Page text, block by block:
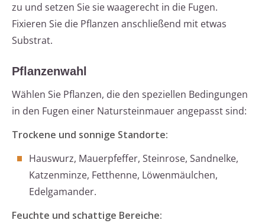
zu und setzen Sie sie waagerecht in die Fugen.
Fixieren Sie die Pflanzen anschließend mit etwas
Substrat.
Pflanzenwahl
Wählen Sie Pflanzen, die den speziellen Bedingungen
in den Fugen einer Natursteinmauer angepasst sind:
Trockene und sonnige Standorte:
Hauswurz, Mauerpfeffer, Steinrose, Sandnelke,
Katzenminze, Fetthenne, Löwenmäulchen,
Edelgamander.
Feuchte und schattige Bereiche: